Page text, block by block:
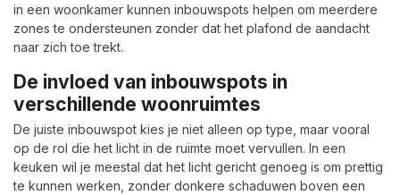
in een woonkamer kunnen inbouwspots helpen om meerdere
zones te ondersteunen zonder dat het plafond de aandacht
naar zich toe trekt.
De invloed van inbouwspots in
verschillende woonruimtes
De juiste inbouwspot kies je niet alleen op type, maar vooral
op de rol die het licht in de ruimte moet vervullen. In een
keuken wil je meestal dat het licht gericht genoeg is om prettig
te kunnen werken, zonder donkere schaduwen boven een